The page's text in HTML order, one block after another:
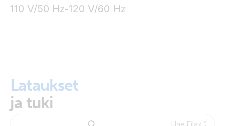
110 V/50 Hz-120 V/60 Hz
Lataukset
ja tuki